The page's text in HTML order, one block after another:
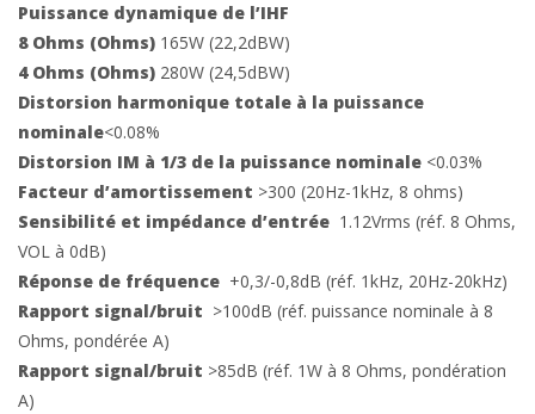
Puissance dynamique de l’IHF
8 Ohms (Ohms) 165W (22,2dBW)
4 Ohms (Ohms) 280W (24,5dBW)
Distorsion harmonique totale à la puissance
nominale<0.08%
Distorsion IM à 1/3 de la puissance nominale <0.03%
Facteur d’amortissement >300 (20Hz-1kHz, 8 ohms)
Sensibilité et impédance d’entrée 1.12Vrms (réf. 8 Ohms,
VOL à 0dB)
Réponse de fréquence +0,3/-0,8dB (réf. 1kHz, 20Hz-20kHz)
Rapport signal/bruit >100dB (réf. puissance nominale à 8
Ohms, pondérée A)
Rapport signal/bruit >85dB (réf. 1W à 8 Ohms, pondération
A)